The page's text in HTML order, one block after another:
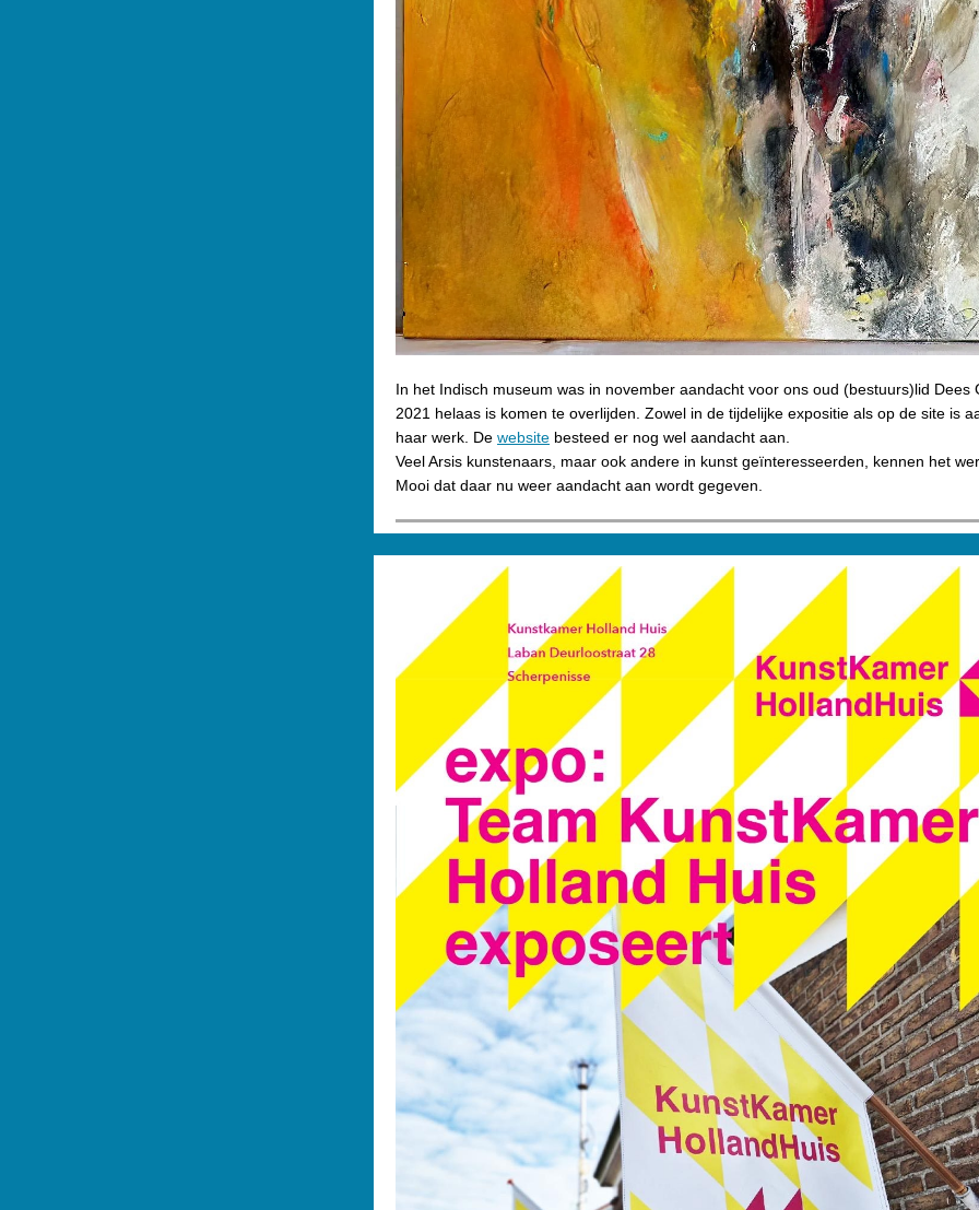
In het Indisch museum was in november aandacht voor ons oud (bestuurs)lid Dees
2021 helaas is komen te overlijden. Zowel in de tijdelijke expositie als op de site is
haar werk. De website besteed er nog wel aandacht aan.
Veel Arsis kunstenaars, maar ook andere in kunst geïnteresseerden, kennen het
Mooi dat daar nu weer aandacht aan wordt gegeven.